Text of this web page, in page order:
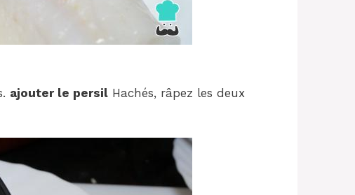
ajouter le persil Hachés, râpez les deux